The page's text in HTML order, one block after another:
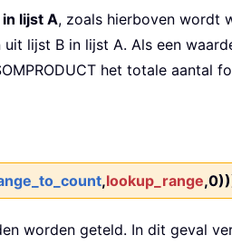
lijst A, zoals hierboven wordt
lijst B in lijst A. Als een
het totale aantal
,lookup_range
worden geteld. In dit geval